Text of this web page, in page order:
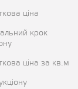
ціна
крок
ціна за кв.м